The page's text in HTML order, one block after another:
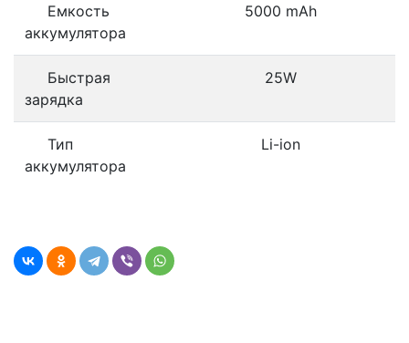
Емкость
аккумулятора
5000 mAh
Быстрая
зарядка
25W
Тип
аккумулятора
Li-ion